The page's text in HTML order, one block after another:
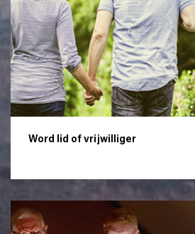
Word lid of vrijwilliger